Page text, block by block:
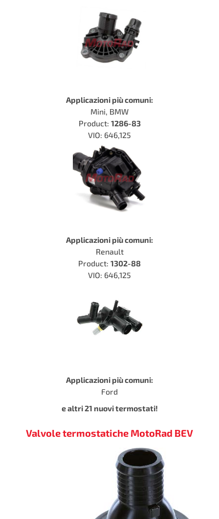
Applicazioni più comuni:
Mini, BMW
Product: 1286-83
VIO: 646,125
Applicazioni più comuni:
Renault
Product: 1302-88
VIO: 646,125
Applicazioni più comuni:
Ford
e altri 21 nuovi termostati!
Valvole termostatiche MotoRad BEV